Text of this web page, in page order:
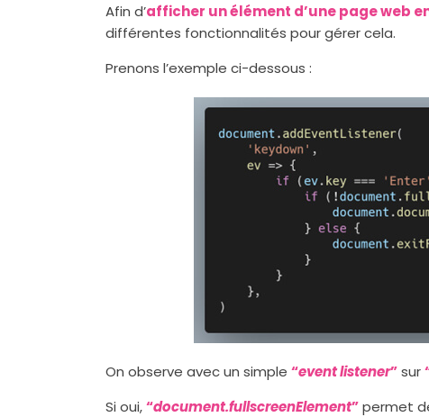
Afin d’afficher un élément d’une page web
différentes fonctionnalités pour gérer cela.
Prenons l’exemple ci-dessous :
On observe avec un simple “event listener”sur
Si oui,“document.fullscreenElement”permet